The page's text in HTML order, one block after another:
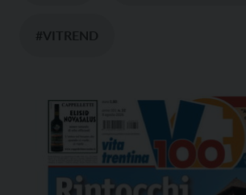
#VITREND